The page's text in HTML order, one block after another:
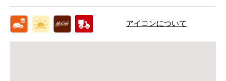
アイコンについて